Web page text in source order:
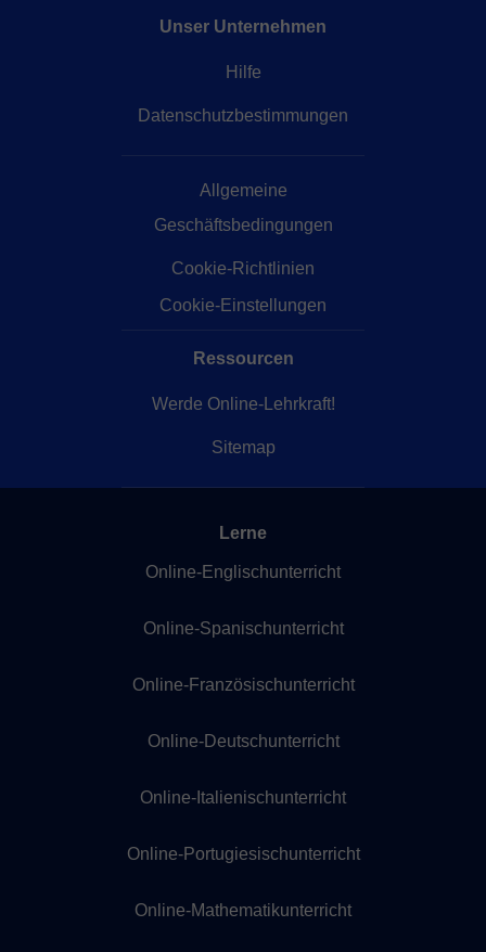
Unser Unternehmen
Hilfe
Datenschutzbestimmungen
Allgemeine
Geschäftsbedingungen
Cookie-Richtlinien
Cookie-Einstellungen
Ressourcen
Werde Online-Lehrkraft!
Sitemap
Lerne
Online-Englischunterricht
Online-Spanischunterricht
Online-Französischunterricht
Online-Deutschunterricht
Online-Italienischunterricht
Online-Portugiesischunterricht
Online-Mathematikunterricht